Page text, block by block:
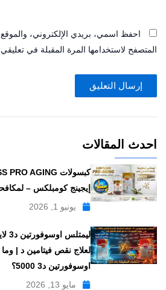
احفظ اسمي، بريدي الإلكتروني،
المتصفح لاستخدامها المرة المقبلة في تعليقي.
احدث المقالات
إيجينج كومبلكس –
يونيو 1, 2026
لعلاج نقص فيتامين د |
اوسوفورتين د3 5000؟
مايو 13, 2026